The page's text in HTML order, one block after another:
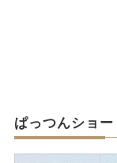
ぱっつんショ